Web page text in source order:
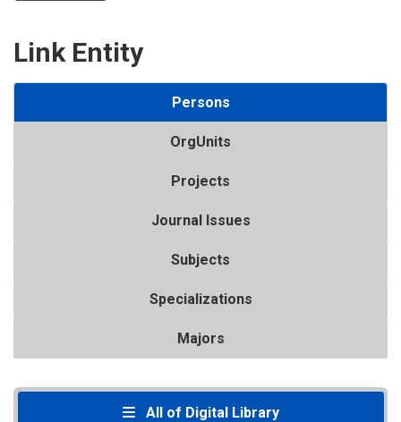
Link Entity
Persons
OrgUnits
Projects
Journal Issues
Subjects
Specializations
Majors
All of Digital Library